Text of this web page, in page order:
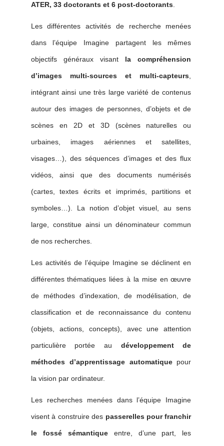
ATER, 33 doctorants et 6 post-doctorants.
Les différentes activités de recherche menées
dans l’équipe Imagine partagent les mêmes
objectifs généraux visant la compréhension
d’images multi-sources et multi-capteurs,
intégrant ainsi une très large variété de contenus
autour des images de personnes, d’objets et de
scènes en 2D et 3D (scènes naturelles ou
urbaines, images aériennes et satellites,
visages…), des séquences d’images et des flux
vidéos, ainsi que des documents numérisés
(cartes, textes écrits et imprimés, partitions et
symboles…). La notion d’objet visuel, au sens
large, constitue ainsi un dénominateur commun
de nos recherches.
Les activités de l’équipe Imagine se déclinent en
différentes thématiques liées à la mise en œuvre
de méthodes d’indexation, de modélisation, de
classification et de reconnaissance du contenu
(objets, actions, concepts), avec une attention
particulière portée au développement de
méthodes d’apprentissage automatiquepour
la vision par ordinateur.
Les recherches menées dans l’équipe Imagine
visent à construire des passerelles pour franchir
le fossé sémantiqueentre, d’une part, les